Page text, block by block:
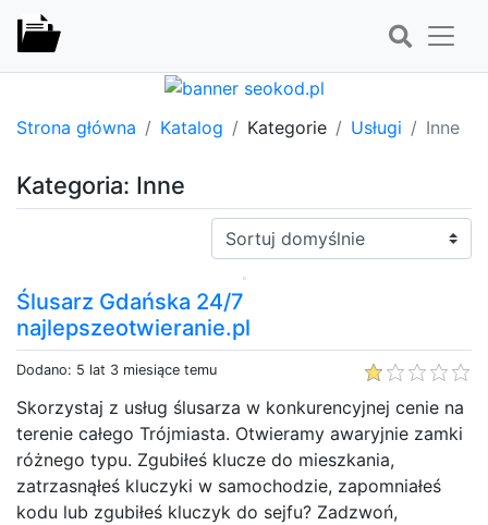
Strona główna Katalog Kategorie Usługi Inne
Kategoria: Inne
Sortuj:
Ślusarz Gdańska 24/7
najlepszeotwieranie.pl
Dodano: 5 lat 3 miesiące temu
Skorzystaj z usług ślusarza w konkurencyjnej cenie na
terenie całego Trójmiasta. Otwieramy awaryjnie zamki
różnego typu. Zgubiłeś klucze do mieszkania,
zatrzasnąłeś kluczyki w samochodzie, zapomniałeś
kodu lub zgubiłeś kluczyk do sejfu? Zadzwoń,